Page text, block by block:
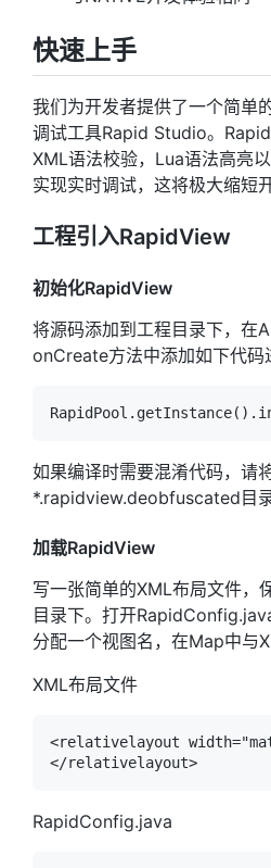
快速上手
我们为开发者提供了一个简单
调试工具Rapid Studio。
XML语法校验，Lua语法高亮
实现实时调试，这将极大缩短
工程引入RapidView
初始化RapidView
将源码添加到工程目录下，在
onCreate方法中添加如下代码
如果编译时需要混淆代码，请
*.rapidview.deobfuscated目
加载RapidView
写一张简单的XML布局文件
目录下。打开
分配一个视图名，在Map中与
XML布局文件
<relativelayout
RapidConfig.java